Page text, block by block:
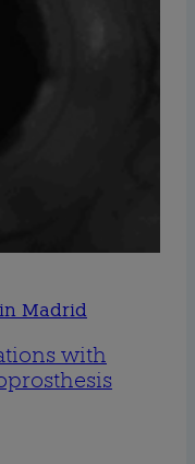
Madrid
with